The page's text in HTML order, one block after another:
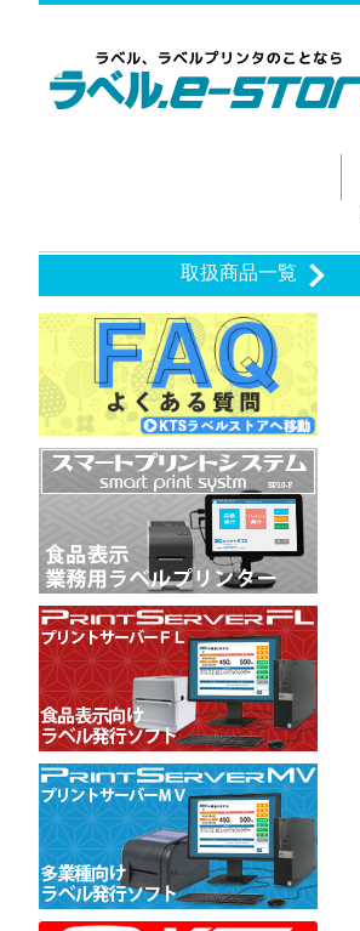
取扱商品一覧